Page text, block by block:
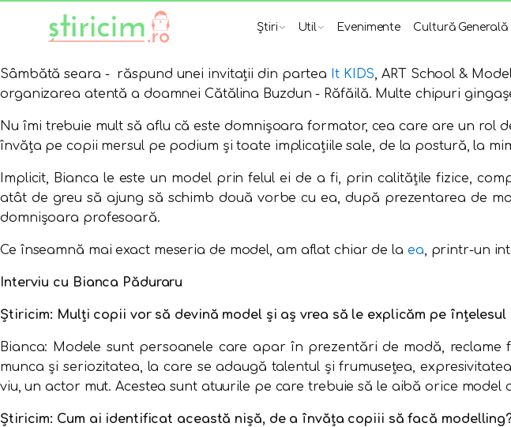
Știri Util Evenimente Cultură Generală
Sâmbătă seara - răspund unei invitații din partea It KIDS, ART School &
organizarea atentă a doamnei Cătălina Buzdun - Răfăilă. Multe chipuri
Nu îmi trebuie mult să aflu că este domnişoara formator, cea care are un
învăța pe copii mersul pe podium și toate implicațiile sale, de la postură, la
Implicit, Bianca le este un model prin felul ei de a fi, prin calitățile fizice,
atât de greu să ajung să schimb două vorbe cu ea, după prezentarea de
domnișoara profesoară.
Ce înseamnă mai exact meseria de model, am aflat chiar de la ea, printr-un
Interviu cu Bianca Păduraru
Știricim: Mulți copii vor să devină model și aș vrea să le explicăm pe
Bianca: Modele sunt persoanele care apar în prezentări de modă,
munca și seriozitatea, la care se adaugă talentul și frumusețea,
viu, un actor mut. Acestea sunt atuurile pe care trebuie să le aibă orice
Știricim: Cum ai identificat această nișă, de a învăța copiii să facă